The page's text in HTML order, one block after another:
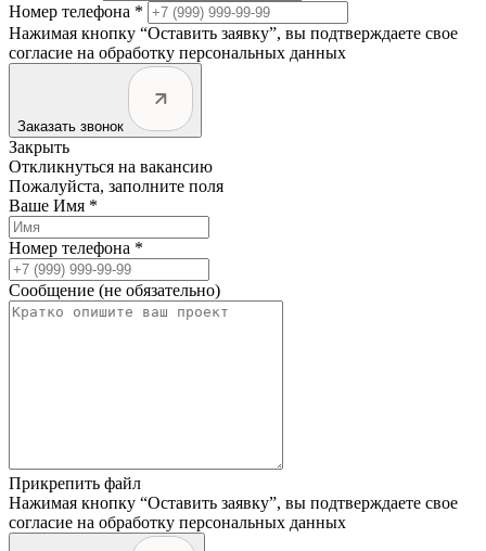
Номер телефона *
Нажимая кнопку “Оставить заявку”, вы подтверждаете свое
согласие на обработку персональных данных
Заказать звонок
Закрыть
Откликнуться на вакансию
Пожалуйста, заполните поля
Ваше Имя *
Номер телефона *
Сообщение (не обязательно)
Прикрепить файл
Нажимая кнопку “Оставить заявку”, вы подтверждаете свое
согласие на обработку персональных данных